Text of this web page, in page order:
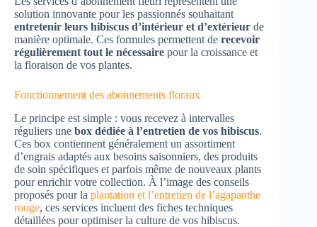
solution innovante pour les passionnés souhaitant
entretenir leurs hibiscus d’intérieur et d’extérieur de
manière optimale. Ces formules permettent de recevoir
régulièrement tout le nécessaire pour la croissance et
la floraison de vos plantes.
Fonctionnement des abonnements floraux
Le principe est simple : vous recevez à intervalles
réguliers une box dédiée à l’entretien de vos hibiscus.
Ces box contiennent généralement un assortiment
d’engrais adaptés aux besoins saisonniers, des produits
de soin spécifiques et parfois même de nouveaux plants
pour enrichir votre collection. À l’image des conseils
proposés pour la plantation et l’entretien de l’agapanthe
rouge, ces services incluent des fiches techniques
détaillées pour optimiser la culture de vos hibiscus.